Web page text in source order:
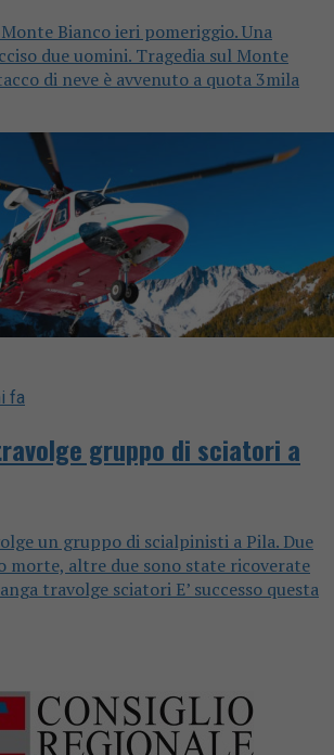
Bianco ieri pomeriggio. Una
due uomini. Tragedia sul Monte
di neve è avvenuto a quota 3mila
fa
gruppo di sciatori a
un gruppo di scialpinisti a Pila. Due
morte, altre due sono state ricoverate
travolge sciatori E’ successo questa